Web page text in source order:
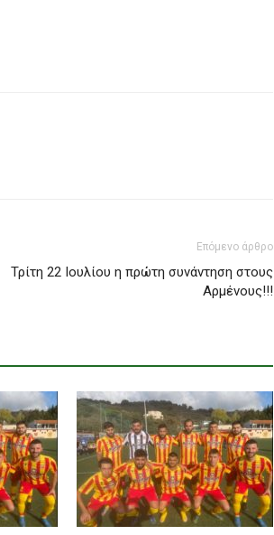
Επόμενο άρθρο
Τρίτη 22 Ιουλίου η πρώτη συνάντηση στους
Αρμένους!!!